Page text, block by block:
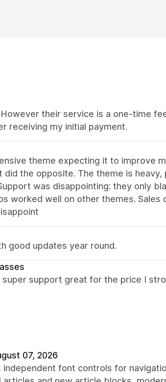
their service is a one-time
receiving my initial payment.
theme expecting it to improve
did the opposite. The theme is
was disappointing: they only
worked well on other themes.
good updates year round.
super support great for the price I
07, 2026
independent font controls for